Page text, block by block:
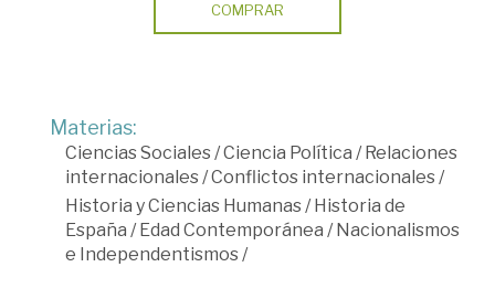
COMPRAR
Materias:
Ciencias Sociales/Ciencia Política /Relaciones
internacionales/Conflictos internacionales/
Historia y Ciencias Humanas/Historia de
España /Edad Contemporánea /Nacionalismos
e Independentismos/